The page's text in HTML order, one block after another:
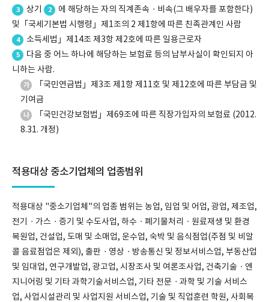
3 상기 2
에 해당하는 자의 직계존속ㆍ비속(그 배우자를 포함한다)
및「국세기본법 시행령」제1조의 2 제1항에 따른 친족관계인 사람
4 소득세법」제14조 제3항 제2호에 따른 일용근로자
5
다음 중 어느 하나에 해당하는 보험료 등의 납부사실이 확인되지 아
니하는 사람.
가
「국민연금법」제3조 제1항 제11호 및 제12호에 따른 부담금 및
기여금
나
「국민건강보험법」제69조에 따른 직장가입자의 보험료 (2012.
8.31. 개정)
적용대상 중소기업체의 업종범위
적용대상 "중소기업체"의 업종 범위는 농업, 임업 및 어업, 광업, 제조업,
전기ㆍ가스ㆍ증기 및 수도사업, 하수ㆍ폐기물처리ㆍ원료재생 및 환경
복원업, 건설업, 도매 및 소매업, 운수업, 숙박 및 음식점업(주점 및 비알
콜 음료점업은 제외), 출판ㆍ영상ㆍ방송통신 및 정보서비스업, 부동산업
및 임대업, 연구개발업, 광고업, 시장조사 및 여론조사업, 건축기술ㆍ엔
지니어링 및 기타 과학기술서비스업, 기타 전문ㆍ과학 및 기술 서비스
업, 사업시설관리 및 사업지원 서비스업, 기술 및 직업훈련 학원, 사회복